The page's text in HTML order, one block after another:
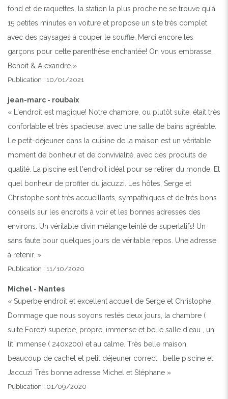
fond et de raquettes, la station la plus proche ne se trouve qu'à
15 petites minutes en voiture et propose un site très complet
avec des paysages à couper le souffle. Merci encore les
garçons pour cette parenthèse enchantée! On vous embrasse,
Benoît & Alexandre »
Publication : 10/01/2021
jean-marc - roubaix
« L'endroit est magique! Notre chambre, ou plutôt suite, était très
confortable et très spacieuse, avec une salle de bains agréable.
Le petit-déjeuner dans la cuisine de la maison est un véritable
moment de bonheur et de convivialité, avec des produits de
qualité. La piscine est l'endroit idéal pour se retirer du monde. Et
quel bonheur de profiter du jacuzzi. Les hôtes, Serge et
Christophe sont très accueillants, sympathiques et de très bons
conseils sur les endroits à voir et les bonnes adresses des
environs. Un véritable divin mélange teinté de superlatifs! Un
sans faute pour quelques jours de véritable repos. Une adresse
à retenir. »
Publication : 11/10/2020
Michel - Nantes
« Superbe endroit et excellent accueil de Serge et Christophe .
Dommage que nous soyons restés deux jours, la chambre (
suite Forez) superbe, propre, immense et belle salle d'eau , un
lit immense ( 240x200) et au calme. Très belle maison,
beaucoup de cachet et petit déjeuner correct , belle piscine et
Jaccuzi Très bonne adresse Michel et Stéphane »
Publication : 01/09/2020